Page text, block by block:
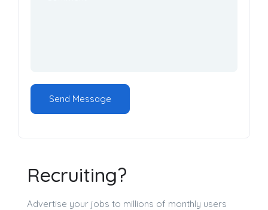
Recruiting?
Advertise your jobs to millions of monthly users